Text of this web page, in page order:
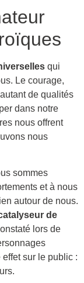
qui
Le courage,
de qualités
dans notre
nous offrent
nous
sommes
et à nous
autour de nous.
de
lors de
sur le public :